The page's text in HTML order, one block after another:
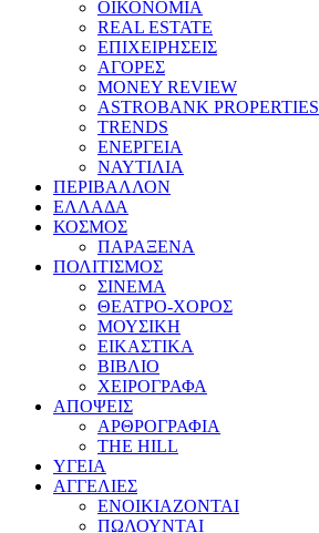
ΟΙΚΟΝΟΜΙΑ
REAL ESTATE
ΕΠΙΧΕΙΡΗΣΕΙΣ
ΑΓΟΡΕΣ
MONEY REVIEW
ASTROBANK PROPERTIES
TRENDS
ΕΝΕΡΓΕΙΑ
ΝΑΥΤΙΛΙΑ
ΠΕΡΙΒΑΛΛΟΝ
ΕΛΛΑΔΑ
ΚΟΣΜΟΣ
ΠΑΡΑΞΕΝΑ
ΠΟΛΙΤΙΣΜΟΣ
ΣΙΝΕΜΑ
ΘΕΑΤΡΟ-ΧΟΡΟΣ
ΜΟΥΣΙΚΗ
ΕΙΚΑΣΤΙΚΑ
ΒΙΒΛΙΟ
ΧΕΙΡΟΓΡΑΦΑ
ΑΠΟΨΕΙΣ
ΑΡΘΡΟΓΡΑΦΙΑ
THE HILL
ΥΓΕΙΑ
ΑΓΓΕΛΙΕΣ
ΕΝΟΙΚΙΑΖΟΝΤΑΙ
ΠΩΛΟΥΝΤΑΙ